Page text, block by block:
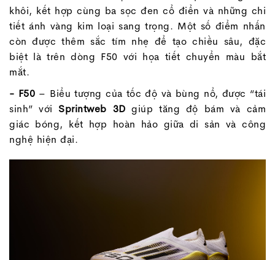
khôi, kết hợp cùng ba sọc đen cổ điển và những chi
tiết ánh vàng kim loại sang trọng. Một số điểm nhấn
còn được thêm sắc tím nhẹ để tạo chiều sâu, đặc
biệt là trên dòng F50 với họa tiết chuyển màu bắt
mắt.
- F50 – Biểu tượng của tốc độ và bùng nổ, được “tái
sinh” với Sprintweb 3Dgiúp tăng độ bám và cảm
giác bóng, kết hợp hoàn hảo giữa di sản và công
nghệ hiện đại.